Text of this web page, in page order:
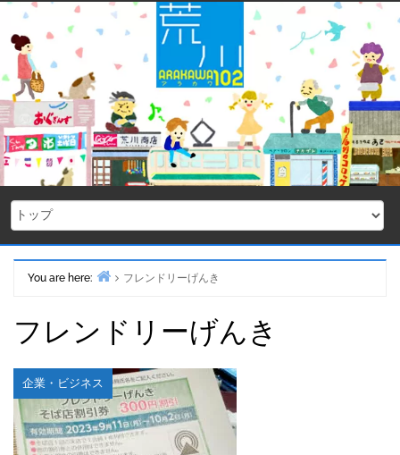
Skip
content
You are here:
フレンドリーげんき
フレンドリーげんき
企業・ビジネス